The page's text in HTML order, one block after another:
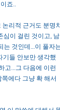
죠..
논리적 근거도 분명
심이 걸린 것이고, 남
는 것인데...이 풀자
기들 안보만 생각했
고...그 다음에 이런
에다 그냥 확 해서